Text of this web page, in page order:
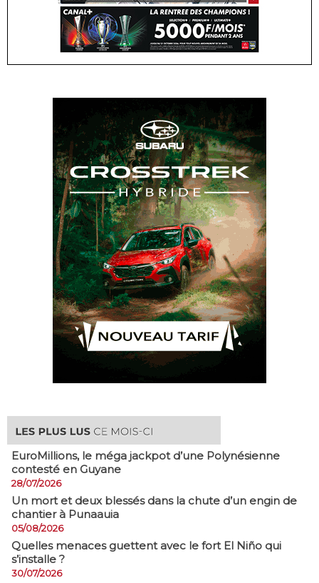
EuroMillions, ​le méga jackpot d’une Polynésienne
contesté en Guyane
28/07/2026
​Un mort et deux blessés dans la chute d’un engin de
chantier à Punaauia
05/08/2026
Quelles menaces guettent avec le fort El Niño qui
s’installe ?
30/07/2026